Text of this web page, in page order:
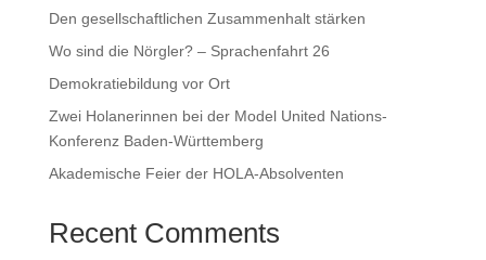
Den gesellschaftlichen Zusammenhalt stärken
Wo sind die Nörgler? – Sprachenfahrt 26
Demokratiebildung vor Ort
Zwei Holanerinnen bei der Model United Nations-
Konferenz Baden-Württemberg
Akademische Feier der HOLA-Absolventen
Recent Comments